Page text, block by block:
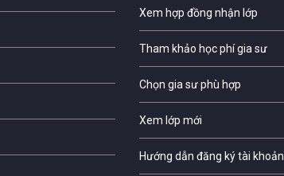
Xem hợp đồng nhận lớp
Tham khảo học phí gia sư
Chọn gia sư phù hợp
Xem lớp mới
Hướng dẫn đăng ký tài